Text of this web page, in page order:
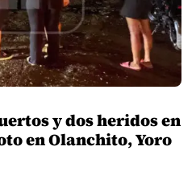
y dos heridos en
en Olanchito, Yoro